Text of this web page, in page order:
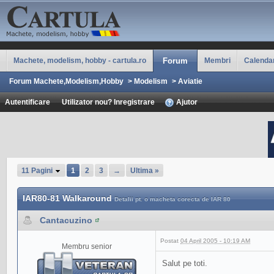
Machete, modelism, hobby - cartula.ro Forum Membri
Forum Machete,Modelism,Hobby > Modelism > Aviatie
Autentificare Utilizator nou? Inregistrare Ajutor
11 Pagini 1 2 3 → Ultima »
IAR80-81 WalkaroundDetalii pt. o macheta corecta de IAR 80
Cantacuzino
Membru senior
Postat 04 April 2005 - 10:19 AM
Salut pe toti.